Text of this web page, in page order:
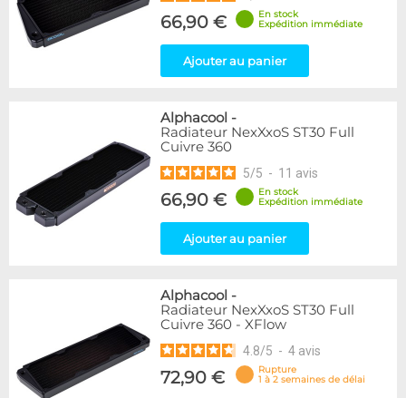
66,90 €
En stock
Expédition immédiate
Ajouter au panier
Alphacool -
Radiateur NexXxoS ST30 Full
Cuivre 360
5/5 - 11 avis
66,90 €
En stock
Expédition immédiate
Ajouter au panier
Alphacool -
Radiateur NexXxoS ST30 Full
Cuivre 360 - XFlow
4.8/5 - 4 avis
72,90 €
Rupture
1 à 2 semaines de délai